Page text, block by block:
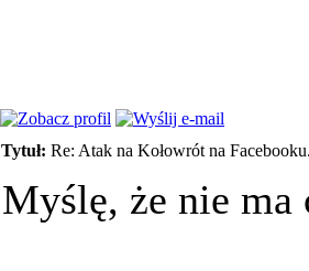
Tytuł: Re: Atak na Kołowrót na
Myślę, że nie